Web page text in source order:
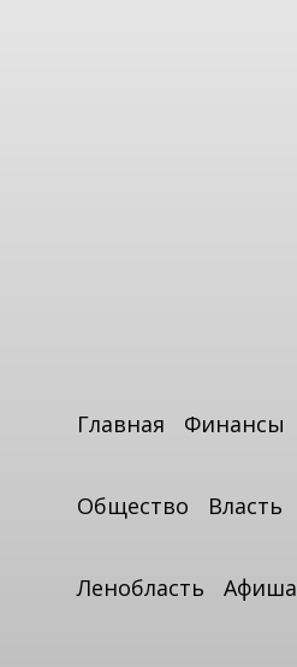
Главная Финансы
Общество Власть
Ленобласть Афиша